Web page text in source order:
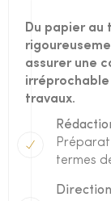
Du papier au
assurer une
travaux.
termes